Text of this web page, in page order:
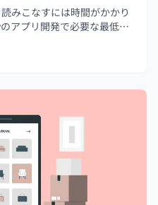
みこなすには時間がかかり
アプリ開発で必要な最低限